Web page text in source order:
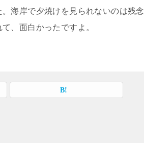
海岸で夕焼けを見られないのは残念
、面白かったですよ。